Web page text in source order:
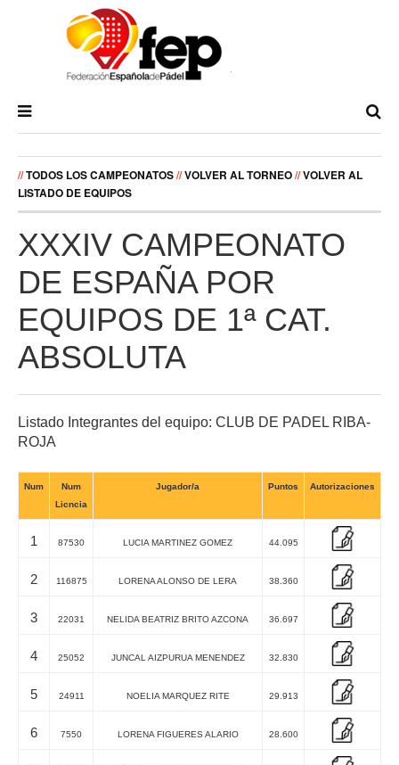
//TODOS LOS CAMPEONATOS//VOLVER AL TORNEO//VOLVER AL
LISTADO DE EQUIPOS
XXXIV CAMPEONATO
DE ESPAÑA POR
EQUIPOS DE 1ª CAT.
ABSOLUTA
Listado Integrantes del equipo: CLUB DE PADEL RIBA-
ROJA
Num
Num
Licncia
Jugador/a Puntos Autorizaciones
1 87530 LUCIA MARTINEZ GOMEZ 44.095
2 116875 LORENA ALONSO DE LERA 38.360
3 22031 NELIDA BEATRIZ BRITO AZCONA 36.697
4 25052 JUNCAL AIZPURUA MENENDEZ 32.830
5 24911 NOELIA MARQUEZ RITE 29.913
6 7550 LORENA FIGUERES ALARIO 28.600